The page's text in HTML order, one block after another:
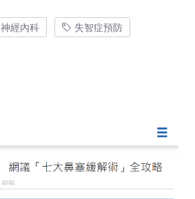
神經內科
失智症預防